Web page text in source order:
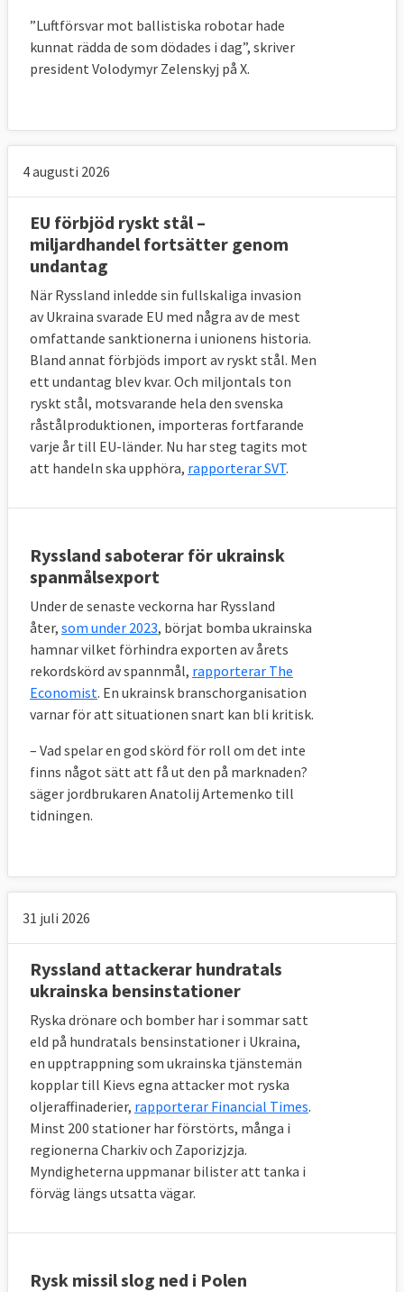
”Luftförsvar mot ballistiska robotar hade
kunnat rädda de som dödades i dag”, skriver
president Volodymyr Zelenskyj på X.
4 augusti 2026
EU förbjöd ryskt stål –
miljardhandel fortsätter genom
undantag
När Ryssland inledde sin fullskaliga invasion
av Ukraina svarade EU med några av de mest
omfattande sanktionerna i unionens historia.
Bland annat förbjöds import av ryskt stål. Men
ett undantag blev kvar. Och miljontals ton
ryskt stål, motsvarande hela den svenska
råstålproduktionen, importeras fortfarande
varje år till EU-länder. Nu har steg tagits mot
att handeln ska upphöra, rapporterar SVT.
Ryssland saboterar för ukrainsk
spanmålsexport
Under de senaste veckorna har Ryssland
åter, som under 2023, börjat bomba ukrainska
hamnar vilket förhindra exporten av årets
rekordskörd av spannmål, rapporterar The
Economist. En ukrainsk branschorganisation
varnar för att situationen snart kan bli kritisk.
– Vad spelar en god skörd för roll om det inte
finns något sätt att få ut den på marknaden?
säger jordbrukaren Anatolij Artemenko till
tidningen.
31 juli 2026
Ryssland attackerar hundratals
ukrainska bensinstationer
Ryska drönare och bomber har i sommar satt
eld på hundratals bensinstationer i Ukraina,
en upptrappning som ukrainska tjänstemän
kopplar till Kievs egna attacker mot ryska
oljeraffinaderier, rapporterar Financial Times.
Minst 200 stationer har förstörts, många i
regionerna Charkiv och Zaporizjzja.
Myndigheterna uppmanar bilister att tanka i
förväg längs utsatta vägar.
Rysk missil slog ned i Polen